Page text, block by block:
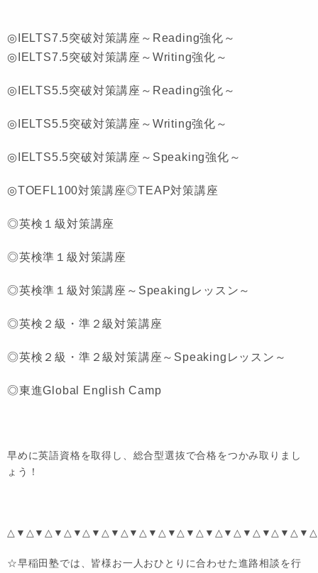
◎IELTS7.5突破対策講座～Reading強化～
◎IELTS7.5突破対策講座～Writing強化～
◎IELTS5.5突破対策講座～Reading強化～
◎IELTS5.5突破対策講座～Writing強化～
◎IELTS5.5突破対策講座～Speaking強化～
◎TOEFL100対策講座◎TEAP対策講座
◎英検１級対策講座
◎英検準１級対策講座
◎英検準１級対策講座～Speakingレッスン～
◎英検２級・準２級対策講座
◎英検２級・準２級対策講座～Speakingレッスン～
◎東進Global English Camp
早めに英語資格を取得し、総合型選抜で合格をつかみ取りまし
ょう！
☆早稲田塾では、皆様お一人おひとりに合わせた進路相談を行